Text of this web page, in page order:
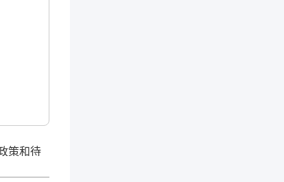
策和待